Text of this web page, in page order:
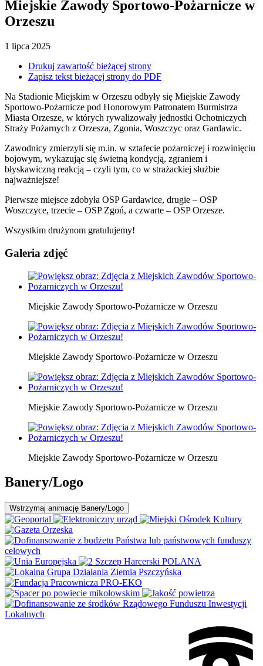
Miejskie Zawody Sportowo-Pożarnicze w
Orzeszu
1 lipca 2025
Drukuj zawartość bieżącej strony
Zapisz tekst bieżącej strony do PDF
Na Stadionie Miejskim w Orzeszu odbyły się Miejskie Zawody
Sportowo-Pożarnicze pod Honorowym Patronatem Burmistrza
Miasta Orzesze, w których rywalizowały jednostki Ochotniczych
Straży Pożarnych z Orzesza, Zgonia, Woszczyc oraz Gardawic.
Zawodnicy zmierzyli się m.in. w sztafecie pożarniczej i rozwinięciu
bojowym, wykazując się świetną kondycją, zgraniem i
błyskawiczną reakcją – czyli tym, co w strażackiej służbie
najważniejsze!
Pierwsze miejsce zdobyła OSP Gardawice, drugie – OSP
Woszczyce, trzecie – OSP Zgoń, a czwarte – OSP Orzesze.
Wszystkim drużynom gratulujemy!
Galeria zdjęć
Miejskie Zawody Sportowo-Pożarnicze w Orzeszu
Miejskie Zawody Sportowo-Pożarnicze w Orzeszu
Miejskie Zawody Sportowo-Pożarnicze w Orzeszu
Miejskie Zawody Sportowo-Pożarnicze w Orzeszu
Banery/Logo
Wstrzymaj animację Banery/Logo